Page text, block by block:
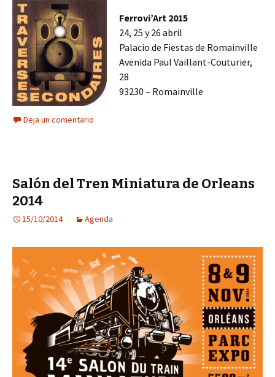
Ferrovi’Art 2015
24, 25 y 26 abril
Palacio de Fiestas de Romainville
Avenida Paul Vaillant-Couturier,
28
93230 – Romainville
Deja un comentario
Salón del Tren Miniatura de Orleans
2014
15/10/2014 Agenda